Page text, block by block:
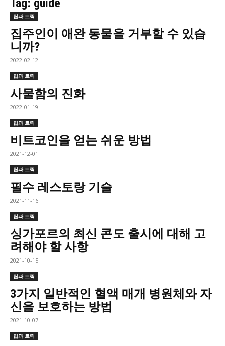
Tag: guide
팁과 트릭
집주인이 애완 동물을 거부할 수 있습
니까?
2022-02-12
팁과 트릭
사물함의 진화
2022-01-19
팁과 트릭
비트코인을 얻는 쉬운 방법
2021-12-01
팁과 트릭
필수 레스토랑 기술
2021-11-16
팁과 트릭
싱가포르의 최신 콘도 출시에 대해 고
려해야 할 사항
2021-10-15
팁과 트릭
3가지 일반적인 혈액 매개 병원체와 자
신을 보호하는 방법
2021-10-07
팁과 트릭